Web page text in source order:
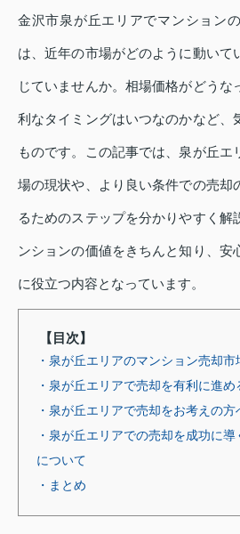
金沢市泉が丘エリアでマンション
は、近年の市場がどのように動いて
じていませんか。相場価格がどうな
利なタイミングはいつなのかなど、
ものです。この記事では、泉が丘エ
場の現状や、より良い条件での売却
るためのステップを分かりやすく解
ンションの価値をきちんと知り、安
に役立つ内容となっています。
【目次】
・泉が丘エリアのマンション売却市
・泉が丘エリアで売却を有利に進め
・泉が丘エリアで売却をお考えの
・泉が丘エリアでの売却を成功に
について
・まとめ